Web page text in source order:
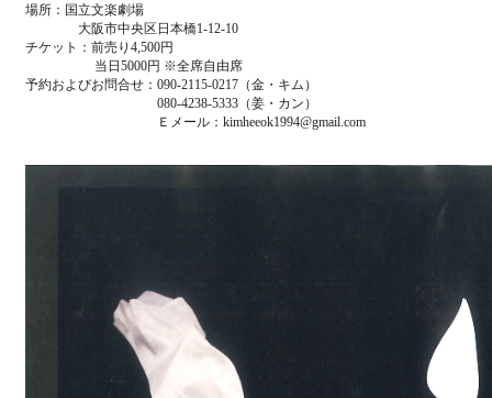
場所：国立文楽劇場
大阪市中央区日本橋1-12-10
チケット：前売り4,500円
当日5000円 ※全席自由席
予約およびお問合せ：090-2115-0217（金・キム）
080-4238-5333（姜・カン）
Ｅメール：kimheeok1994@gmail.com